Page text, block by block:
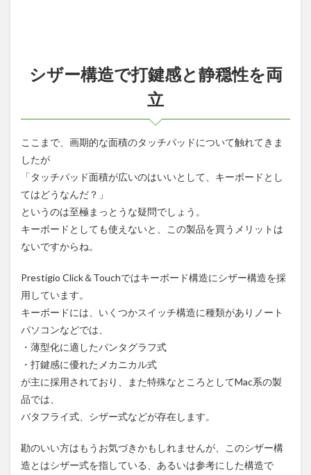
シザー構造で打鍵感と静穏性を両
立
ここまで、画期的な面積のタッチパッドについて触れてきま
したが
「タッチパッド面積が広いのはいいとして、キーボードとし
てはどうなんだ？」
というのは至極まっとうな疑問でしょう。
キーボードとしても使えないと、この製品を買うメリットは
ないですからね。
Prestigio Click＆Touchではキーボード構造にシザー構造を採
用しています。
キーボードには、いくつかスイッチ構造に種類がありノート
パソコンなどでは、
・薄型化に適したパンタグラフ式
・打鍵感に優れたメカニカル式
が主に採用されており、また特殊なところとしてMac系の製
品では、
バタフライ式、シザー式などが存在します。
勘のいい方はもうお気づきかもしれませんが、このシザー構
造とはシザー式を指している、あるいは参考にした構造で